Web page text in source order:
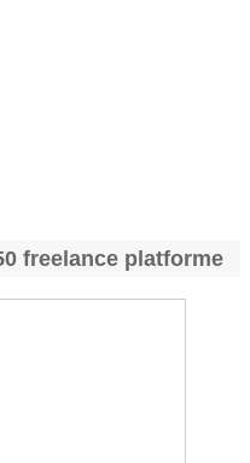
freelance platforme